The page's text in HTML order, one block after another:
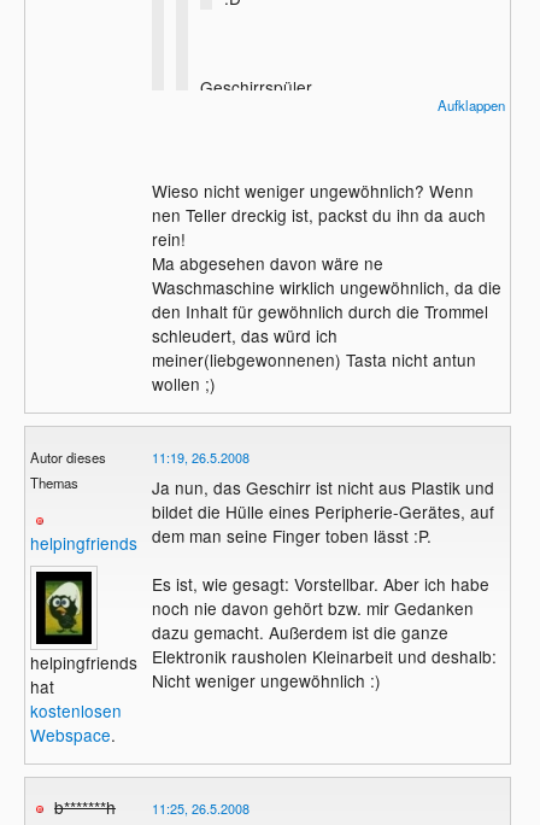
Geschirrspüler
ungewöhnlich aber vorstellbarer ^^
Aufklappen
Wieso nicht weniger ungewöhnlich? Wenn
nen Teller dreckig ist, packst du ihn da auch
rein!
Ma abgesehen davon wäre ne
Waschmaschine wirklich ungewöhnlich, da die
den Inhalt für gewöhnlich durch die Trommel
schleudert, das würd ich
meiner(liebgewonnenen) Tasta nicht antun
wollen ;)
Autor dieses
Themas
helpingfriends
helpingfriends
hat
kostenlosen
Webspace.
11:19, 26.5.2008
Ja nun, das Geschirr ist nicht aus Plastik und
bildet die Hülle eines Peripherie-Gerätes, auf
dem man seine Finger toben lässt :P.
Es ist, wie gesagt: Vorstellbar. Aber ich habe
noch nie davon gehört bzw. mir Gedanken
dazu gemacht. Außerdem ist die ganze
Elektronik rausholen Kleinarbeit und deshalb:
Nicht weniger ungewöhnlich :)
b*******h 11:25, 26.5.2008